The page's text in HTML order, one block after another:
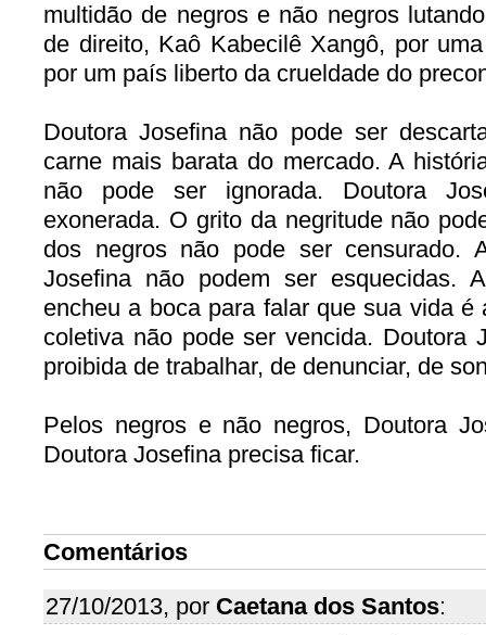
multidão de negros e não negros
de direito, Kaô Kabecilê Xangô, por
por um país liberto da crueldade do
Doutora Josefina não pode ser
carne mais barata do mercado. A
não pode ser ignorada. Doutora
exonerada. O grito da negritude não
dos negros não pode ser censurado.
Josefina não podem ser esquecidas.
encheu a boca para falar que sua vida é
coletiva não pode ser vencida. Doutora
proibida de trabalhar, de denunciar, de
Pelos negros e não negros, Doutora
Doutora Josefina precisa ficar.
Comentários
27/10/2013, por Caetana dos Santos: